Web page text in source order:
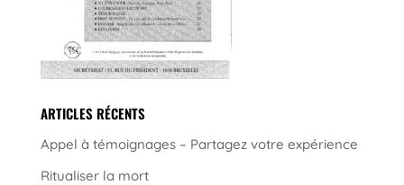
ARTICLES RÉCENTS
Appel à témoignages – Partagez votre expérience
Ritualiser la mort